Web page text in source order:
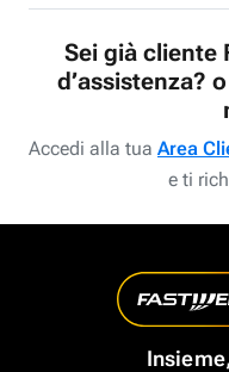
Sei già cliente
d’assistenza? o vuoi attivare un’offerta
Accedi alla tua Area
e ti